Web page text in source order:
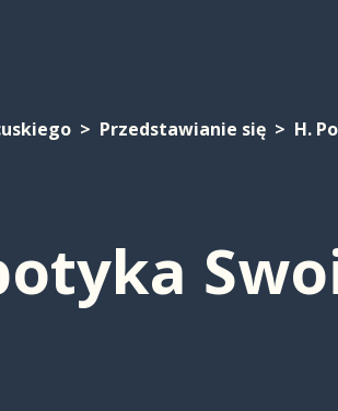
Przedstawianie się H.